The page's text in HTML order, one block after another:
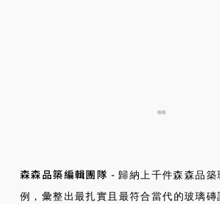
森森品築編輯團隊 - 歸納上千件森森品築
例，彙整出最扎實且最符合當代的玻璃磚